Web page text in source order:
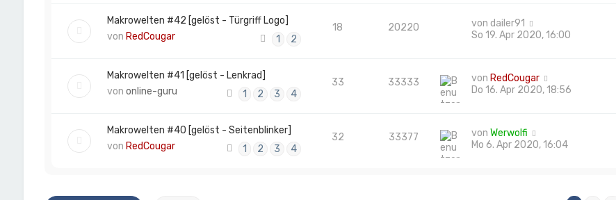
Makrowelten #42 [gelöst - Türgriff Logo]
von RedCougar 1 2
18 20220 von dailer91
So 19. Apr 2020, 16:00
Makrowelten #41 [gelöst - Lenkrad]
von online-guru 1 2 3 4
33 33333 von RedCougar
Do 16. Apr 2020, 18:56
Makrowelten #40 [gelöst - Seitenblinker]
von RedCougar 1 2 3 4
32 33377 vonWerwolfi
Mo 6. Apr 2020, 16:04